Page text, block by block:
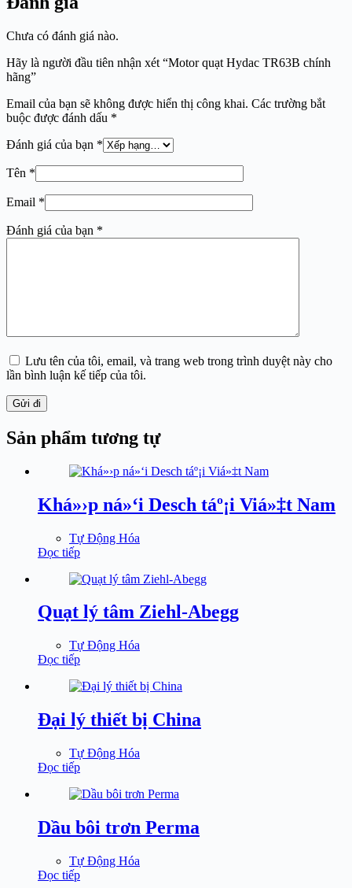
Chưa có đánh giá nào.
Hãy là người đầu tiên nhận xét “Motor quạt Hydac TR63B chính
hãng”
Email của bạn sẽ không được hiển thị công khai. Các trường bắt
buộc được đánh dấu *
Đánh giá của bạn *
Tên *
Email *
Đánh giá của bạn *
Lưu tên của tôi, email, và trang web trong trình duyệt này cho
lần bình luận kế tiếp của tôi.
Gửi đi
Sản phẩm tương tự
Khá»›p ná»‘i Desch táº¡i Viá»‡t Nam
Tự Động Hóa
Đọc tiếp
Quạt lý tâm Ziehl-Abegg
Tự Động Hóa
Đọc tiếp
Đại lý thiết bị China
Tự Động Hóa
Đọc tiếp
Dầu bôi trơn Perma
Tự Động Hóa
Đọc tiếp